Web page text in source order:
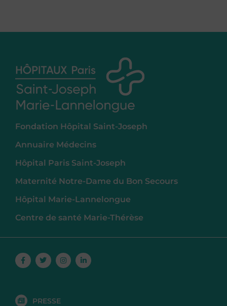
Fondation Hôpital Saint-Joseph
Annuaire Médecins
Hôpital Paris Saint-Joseph
Maternité Notre-Dame du Bon Secours
Hôpital Marie-Lannelongue
Centre de santé Marie-Thérèse
Facebook-
f
TwitterInstagramLinkedin-
in
PRESSE